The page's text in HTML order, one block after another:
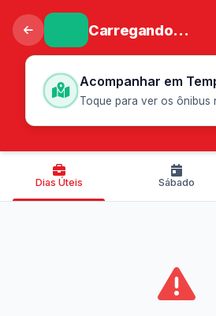
Carregando...
Acompanhar em
Toque para ver os ônibus
Dias Úteis Sábado